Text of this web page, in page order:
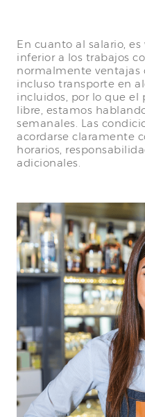
En cuanto al salario,
inferior a los trabajos
normalmente ventajas
incluso transporte en
incluidos, por lo que el
libre, estamos
semanales. Las
acordarse claramente
horarios,
adicionales.